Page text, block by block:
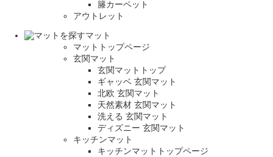
籐カーペット
アウトレット
マット
マットトップページ
玄関マット
玄関マットトップ
ギャッベ 玄関マット
北欧 玄関マット
天然素材 玄関マット
洗える 玄関マット
ディズニー 玄関マット
キッチンマット
キッチンマットトップページ